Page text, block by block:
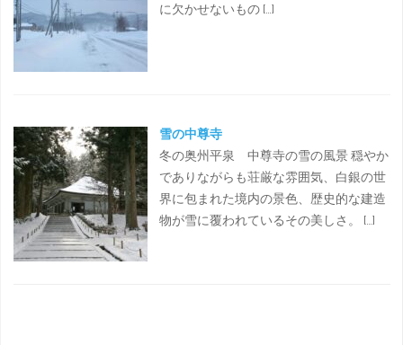
に欠かせないもの […]
雪の中尊寺
冬の奥州平泉 中尊寺の雪の風景 穏やか
でありながらも荘厳な雰囲気、白銀の世
界に包まれた境内の景色、歴史的な建造
物が雪に覆われているその美しさ。 […]